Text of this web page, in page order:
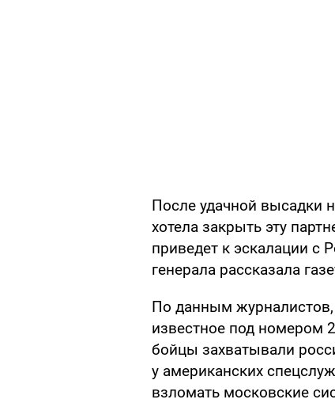
После удачной высадки
хотела закрыть эту
приведет к эскалации с
генерала рассказала
По данным журналистов,
известное под номером
бойцы захватывали
у американских
взломать московские